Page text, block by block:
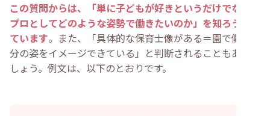
この質問からは、「単に子どもが好きというだけでなく、
プロとしてどのような姿勢で働きたいのか」を知ろうとし
ています。また、「具体的な保育士像がある＝園で働く自
分の姿をイメージできている」と判断されることもあるで
しょう。例文は、以下のとおりです。